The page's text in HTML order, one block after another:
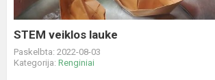
STEM veiklos lauke
Paskelbta: 2022-08-03
Kategorija: Renginiai